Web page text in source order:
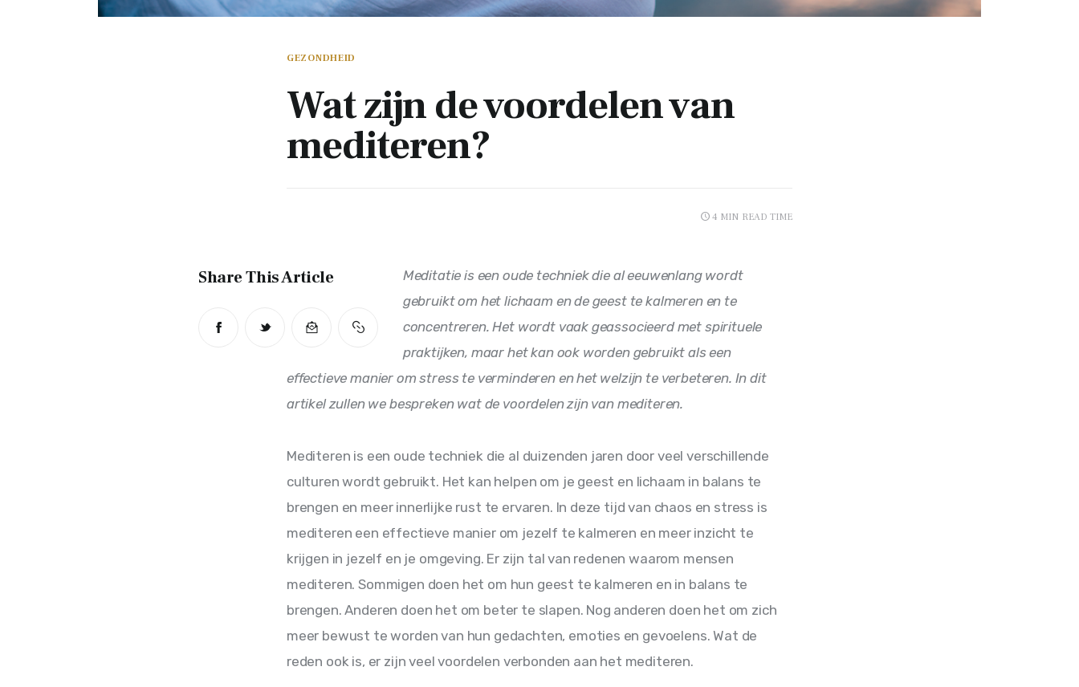
GEZONDHEID
Wat zijn de voordelen van
mediteren?
4 MIN READ TIME
Share This Article
Meditatie is een oude techniek die al eeuwenlang wordt
gebruikt om het lichaam en de geest te kalmeren en te
concentreren. Het wordt vaak geassocieerd met spirituele
praktijken, maar het kan ook worden gebruikt als een
effectieve manier om stress te verminderen en het welzijn te verbeteren. In dit
artikel zullen we bespreken wat de voordelen zijn van mediteren.
Mediteren is een oude techniek die al duizenden jaren door veel verschillende
culturen wordt gebruikt. Het kan helpen om je geest en lichaam in balans te
brengen en meer innerlijke rust te ervaren. In deze tijd van chaos en stress is
mediteren een effectieve manier om jezelf te kalmeren en meer inzicht te
krijgen in jezelf en je omgeving. Er zijn tal van redenen waarom mensen
mediteren. Sommigen doen het om hun geest te kalmeren en in balans te
brengen. Anderen doen het om beter te slapen. Nog anderen doen het om zich
meer bewust te worden van hun gedachten, emoties en gevoelens. Wat de
reden ook is, er zijn veel voordelen verbonden aan het mediteren.